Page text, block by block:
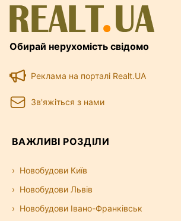
Обирай нерухомість свідомо
Реклама на порталі Realt.UA
Зв'яжіться з нами
ВАЖЛИВІ РОЗДІЛИ
Новобудови Київ
Новобудови Львів
Новобудови Івано-Франківськ